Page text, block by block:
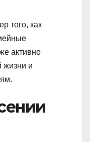
того, как
активно
жизни и